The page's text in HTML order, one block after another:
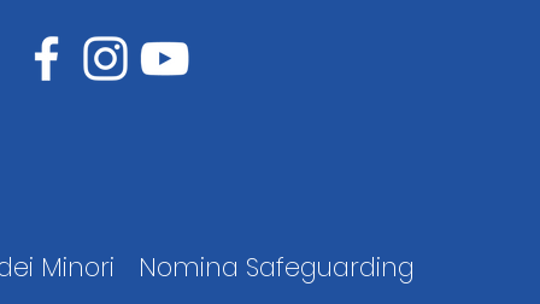
Minori Nomina Safeguarding